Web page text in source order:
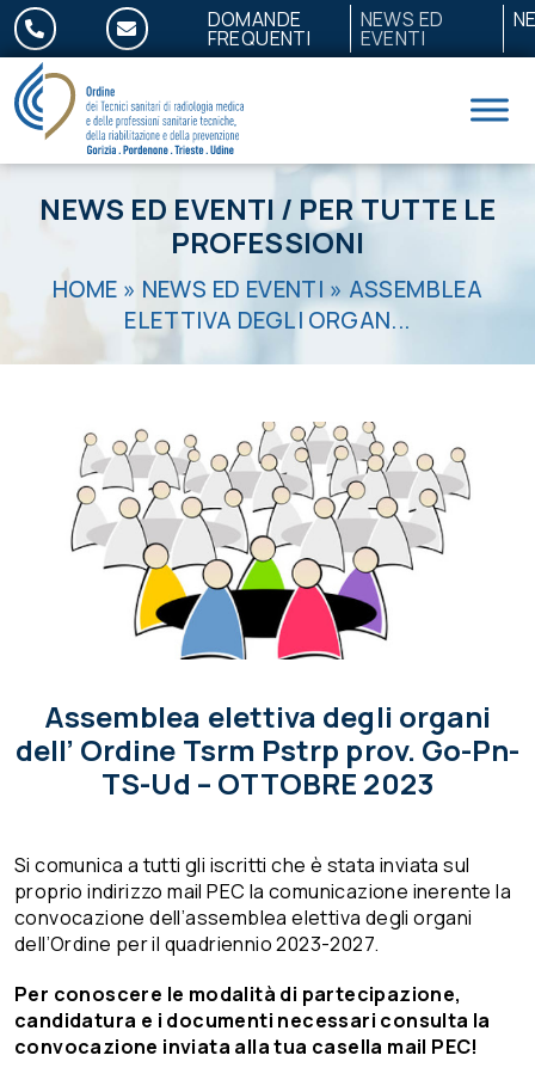
Salta al contenuto DOMANDE
FREQUENTI
NEWS ED
EVENTI
NEWS ED EVENTI / PER TUTTE LE
PROFESSIONI
HOME » NEWS ED EVENTI » ASSEMBLEA
ELETTIVA DEGLI ORGAN...
Assemblea elettiva degli organi
dell’ Ordine Tsrm Pstrp prov. Go-Pn-
TS-Ud – OTTOBRE 2023
Si comunica a tutti gli iscritti che è stata inviata sul
proprio indirizzo mail PEC la comunicazione inerente la
convocazione dell’assemblea elettiva degli organi
dell’Ordine per il quadriennio 2023-2027.
Per conoscere le modalità di partecipazione,
candidatura e i documenti necessari consulta la
convocazione inviata alla tua casella mail PEC!